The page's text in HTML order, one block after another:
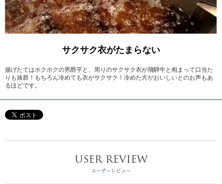
サクサク衣がたまらない
揚げたてはホクホクの男爵芋と、周りのサクサク衣が飛騨牛と相まって口当た
りも抜群！もちろん冷めても衣がサクサク！冷めた方がおいしいとのお声もあ
るほどです。
USER REVIEW
ユーザーレビュー